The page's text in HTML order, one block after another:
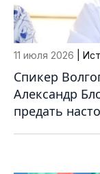
11 июля 2026 |
Спикер
Александр
предать